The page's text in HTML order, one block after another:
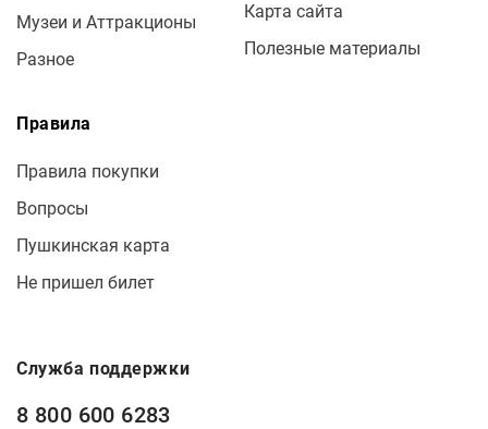
Музеи и Аттракционы
Разное
Карта сайта
Полезные материалы
Правила
Правила покупки
Вопросы
Пушкинская карта
Не пришел билет
Служба поддержки
8 800 600 6283